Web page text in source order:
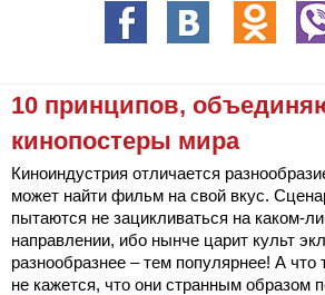
10 принципов,
кинопостеры мира
Киноиндустрия отличается
может найти фильм на свой вкус.
пытаются не зацикливаться на каком-
направлении, ибо нынче царит культ
разнообразнее – тем популярнее! А
не кажется, что они странным образом